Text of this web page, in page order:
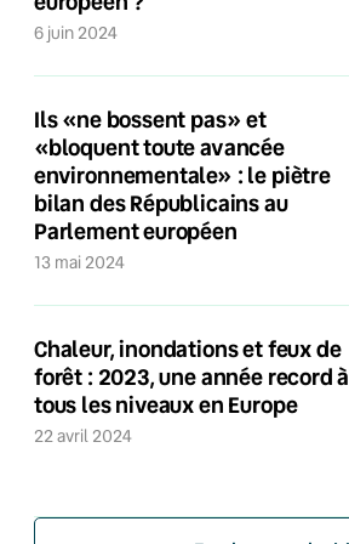
6 juin 2024
Ils «ne bossent pas» et
«bloquent toute avancée
environnementale» : le piètre
bilan des Républicains au
Parlement européen
13 mai 2024
Chaleur, inondations et feux de
forêt : 2023, une année record à
tous les niveaux en Europe
22 avril 2024